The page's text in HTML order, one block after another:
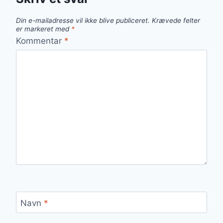
Din e-mailadresse vil ikke blive publiceret. Krævede felter
er markeret med *
Kommentar *
Navn *